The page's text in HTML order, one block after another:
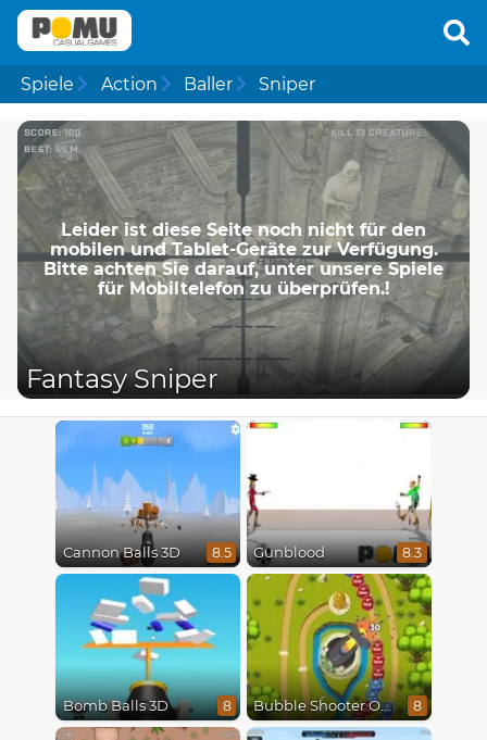
Spiele Action Baller Sniper
Leider ist diese Seite noch nicht für den
mobilen und Tablet-Geräte zur Verfügung.
Bitte achten Sie darauf, unter unsere Spiele
für Mobiltelefon zu überprüfen.!
Fantasy Sniper
Cannon Balls 3D 8.5 Gunblood 8.3
Bomb Balls 3D 8 Bubble Shooter Online 8